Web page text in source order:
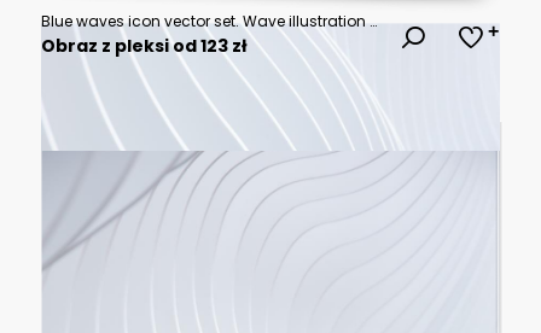
Blue waves icon vector set. Wave illustration sign collection. ocean symbol. water logo.
Obraz z pleksi od 123 zł